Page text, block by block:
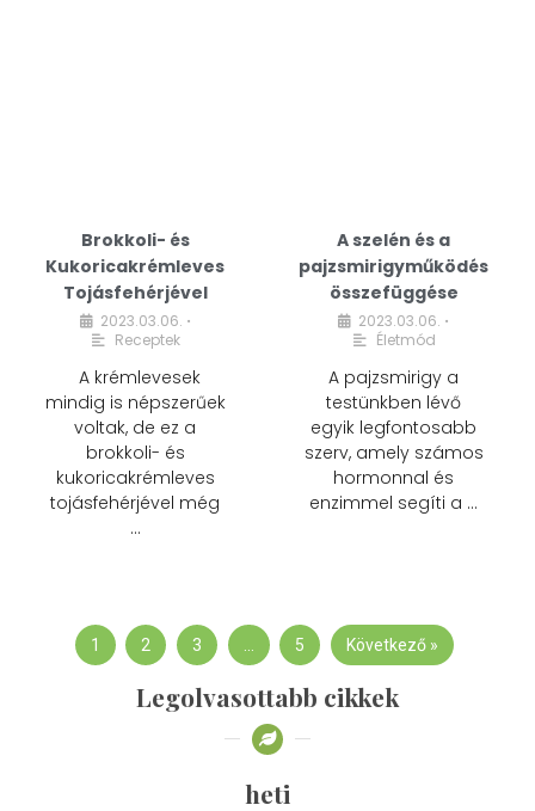
Brokkoli- és
Kukoricakrémleves
Tojásfehérjével
2023.03.06. •
Receptek
A krémlevesek
mindig is népszerűek
voltak, de ez a
brokkoli- és
kukoricakrémleves
tojásfehérjével még
…
A szelén és a
pajzsmirigyműködés
összefüggése
2023.03.06. •
Életmód
A pajzsmirigy a
testünkben lévő
egyik legfontosabb
szerv, amely számos
hormonnal és
enzimmel segíti a …
1 2 3 … 5 Következő »
Legolvasottabb cikkek
heti